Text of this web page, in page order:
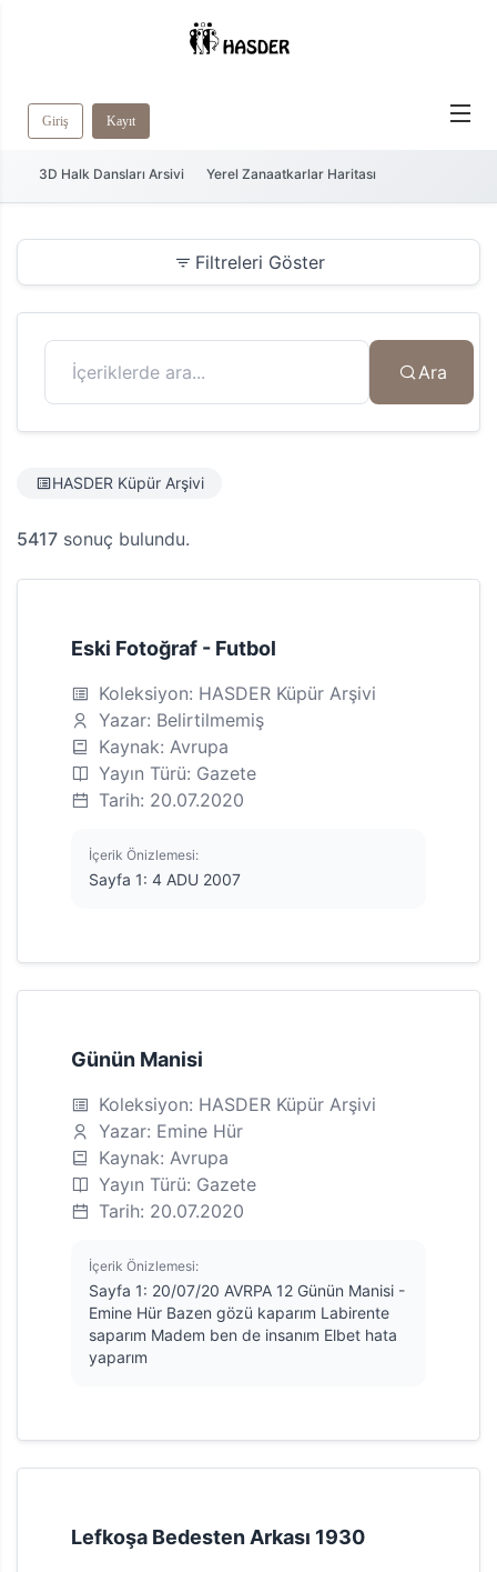
Giriş Kayıt
3D Halk Dansları Arsivi Yerel Zanaatkarlar Haritası
Filtreleri Göster
Ara
HASDER Küpür Arşivi
5417 sonuç bulundu.
Eski Fotoğraf - Futbol
Koleksiyon: HASDER Küpür Arşivi
Yazar: Belirtilmemiş
Kaynak: Avrupa
Yayın Türü: Gazete
Tarih: 20.07.2020
İçerik Önizlemesi:
Sayfa 1: 4 ADU 2007
Günün Manisi
Koleksiyon: HASDER Küpür Arşivi
Yazar: Emine Hür
Kaynak: Avrupa
Yayın Türü: Gazete
Tarih: 20.07.2020
İçerik Önizlemesi:
Sayfa 1: 20/07/20 AVRPA 12 Günün Manisi -
Emine Hür Bazen gözü kaparım Labirente
saparım Madem ben de insanım Elbet hata
yaparım
Lefkoşa Bedesten Arkası 1930